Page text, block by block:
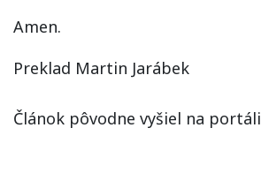
Amen.
Preklad Martin Jarábek
Článok pôvodne vyšiel na portáli